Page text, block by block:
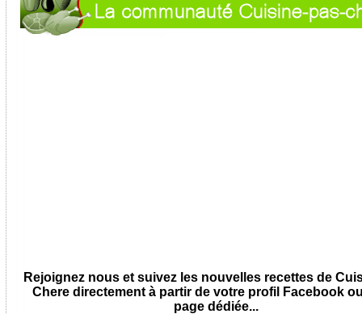
Rejoignez nous et suivez les nouvelles recettes de
Chere directement à partir de votre profil Facebook
page dédiée...